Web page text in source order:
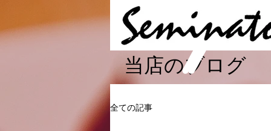
​当店のブログ
全ての記事